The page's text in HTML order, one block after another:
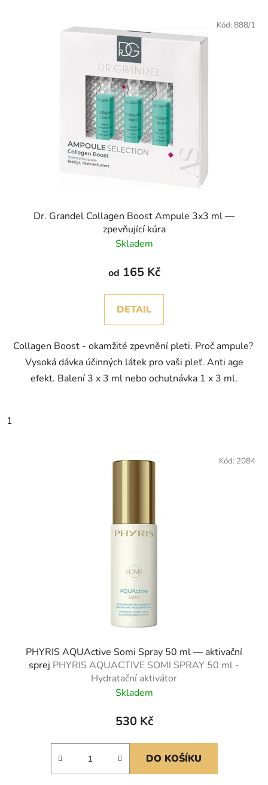
Dr. Grandel Collagen Boost Ampule 3x3 ml —
zpevňující kúra
Skladem
od 165 Kč
DETAIL
Collagen Boost - okamžité zpevnění pleti. Proč ampule?
Vysoká dávka účinných látek pro vaši pleť. Anti age
efekt. Balení 3 x 3 ml nebo ochutnávka 1 x 3 ml.
1
Kód: 888/1
PHYRIS AQUActive Somi Spray 50 ml — aktivační
sprej PHYRIS AQUACTIVE SOMI SPRAY 50 ml -
Hydratační aktivátor
Skladem
530 Kč
DO KOŠÍKU
Kód: 2084